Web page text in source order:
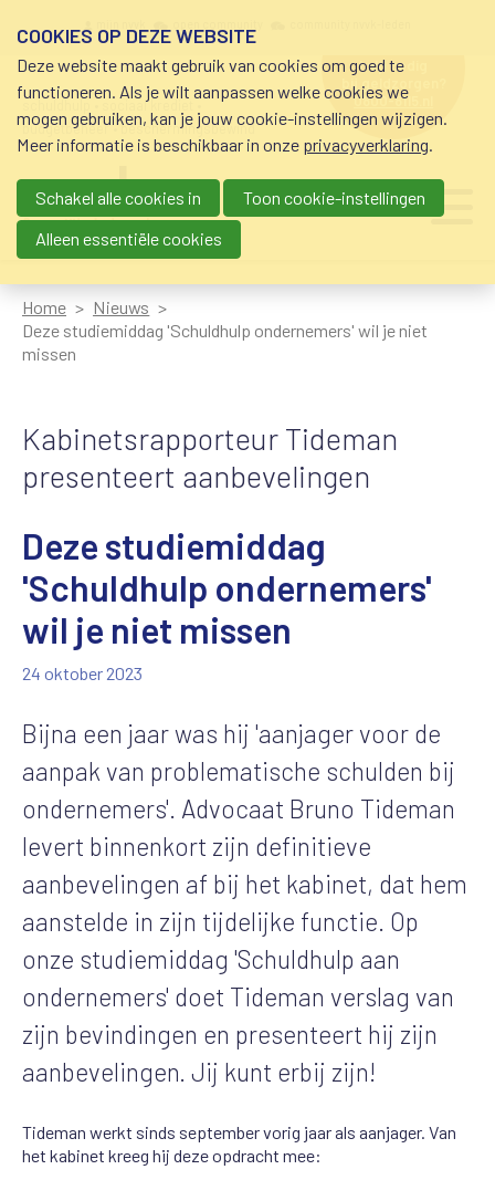
schuldhulp • sociaal krediet •
budgetbeheer • beschermingsbewind
hulp nodig
bij geldzorgen?
0800-8115.nl
Main navigation
Home
Nieuws
Deze studiemiddag 'Schuldhulp ondernemers' wil je niet
missen
Kabinetsrapporteur Tideman
presenteert aanbevelingen
Deze studiemiddag
'Schuldhulp ondernemers'
wil je niet missen
24 oktober 2023
Bijna een jaar was hij 'aanjager voor de
aanpak van problematische schulden bij
ondernemers'. Advocaat Bruno Tideman
levert binnenkort zijn definitieve
aanbevelingen af bij het kabinet, dat hem
aanstelde in zijn tijdelijke functie. Op
onze studiemiddag 'Schuldhulp aan
ondernemers' doet Tideman verslag van
zijn bevindingen en presenteert hij zijn
aanbevelingen. Jij kunt erbij zijn!
Tideman werkt sinds september vorig jaar als aanjager. Van
het kabinet kreeg hij deze opdracht mee:
COOKIES OP DEZE WEBSITE
Deze website maakt gebruik van cookies om goed te
functioneren. Als je wilt aanpassen welke cookies we
mogen gebruiken, kan je jouw cookie-instellingen wijzigen.
Meer informatie is beschikbaar in onze privacyverklaring.
Schakel alle cookies in
Toon cookie-instellingen
Alleen essentiële cookies